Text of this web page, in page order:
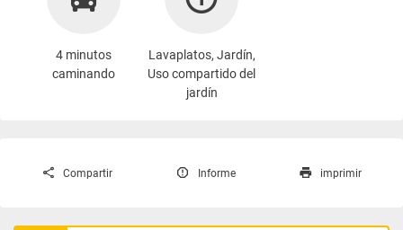
4 minutos
caminando
Lavaplatos, Jardín,
Uso compartido del
jardín
Compartir Informe imprimir